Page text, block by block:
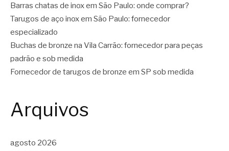
Barras chatas de inox em São Paulo: onde comprar?
Tarugos de aço inox em São Paulo: fornecedor
especializado
Buchas de bronze na Vila Carrão: fornecedor para peças
padrão e sob medida
Fornecedor de tarugos de bronze em SP sob medida
Arquivos
agosto 2026